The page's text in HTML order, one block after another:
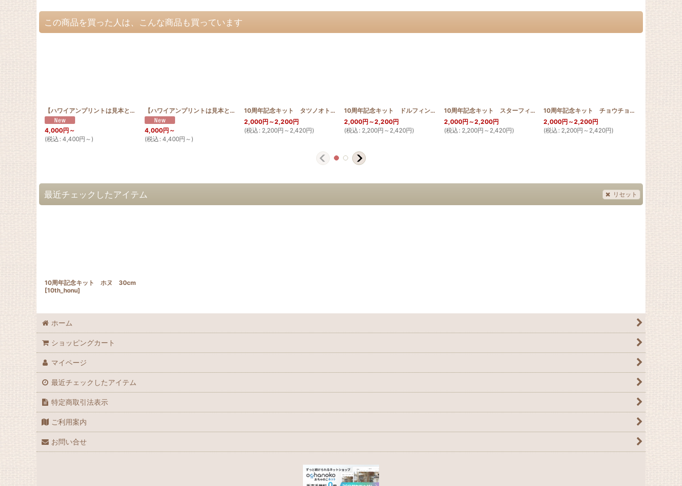
この商品を買った人は、こんな商品も買っています
【ハワイアンプリントは見本と同じ色合い限定】お散歩 サコッシュ ジンベエザメ サクラ HQ_ST_BAG_JIN_SAKURA_Limited]
4,000円 ～
(税込 : 4,400円 ～)
【ハワイアンプリントは見本と同じ色合い限定】お散歩 サコッシュ ジンベエザメ グンジョ [HQ_ST_BAG_JIN_GUNJYO_Limited]
4,000円 ～
(税込 : 4,400円 ～)
10周年記念キット タツノオトシゴ 30cm [10th_seahorse]
2,000円 ～2,200円
(税込 : 2,200円 ～2,420円)
10周年記念キット ドルフィン 30cm [10th_dol]
2,000円 ～2,200円
(税込 : 2,200円 ～2,420円)
10周年記念キット スターフィッシュ 30cm [10th_starfish]
2,000円 ～2,200円
(税込 : 2,200円 ～2,420円)
10周年記念キット チョウチョウウオ 30cm
2,000円 ～2,200円
(税込 : 2,200円 ～2,420円)
最近チェックしたアイテム リセット
10周年記念キット ホヌ 30cm
[10th_honu]
ホーム
ショッピングカート
マイページ
最近チェックしたアイテム
特定商取引法表示
ご利用案内
お問い合せ